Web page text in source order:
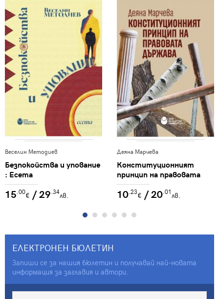
Веселин Методиев
Безпокойства и упование
: Есета
15.00€ / 29.34лв.
Деяна Марчева
Конституционният
принцип на правовата
държава
10.23€ / 20.01лв.
ЕЛЕКТРОНЕН БЮЛЕТИН
Запиши се за нашия бюлетин и получавай най-новата
информация за заглавия и автори.